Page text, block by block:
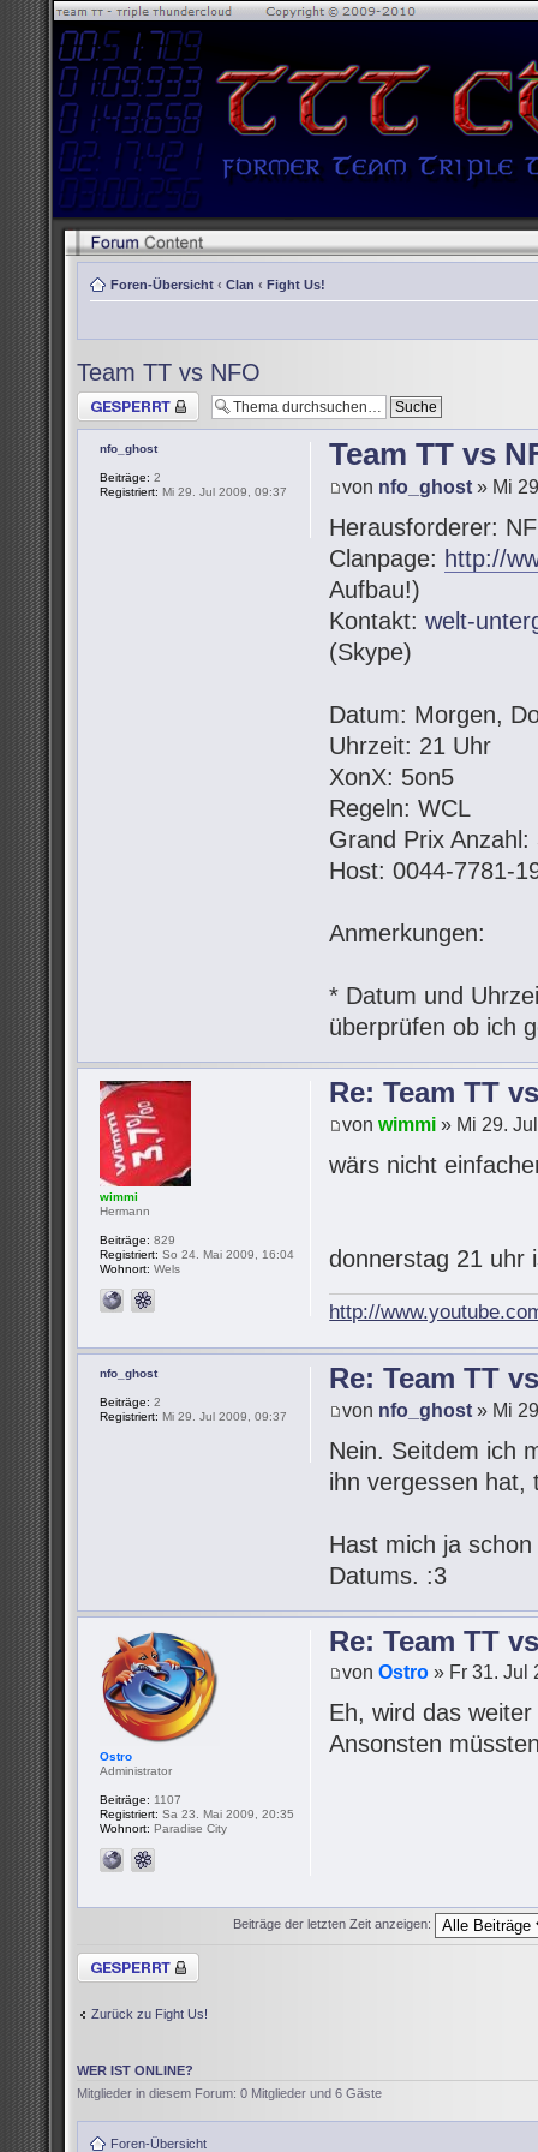
Foren-Übersicht ‹ Clan ‹ Fight Us!
Team TT vs NFO
Thema gesperrt
Team TT vs
von nfo_ghost » Mi
Herausforderer:
Clanpage: http://
Aufbau!)
Kontakt:welt-
(Skype)
Datum: Morgen,
Uhrzeit: 21 Uhr
XonX: 5on5
Regeln: WCL
Grand Prix Anzahl:
Host: 0044-7781-
Anmerkungen:
* Datum und
überprüfen ob ich
nfo_ghost
Beiträge: 2
Registriert: Mi 29. Jul 2009, 09:37
Re: Team TT
vonwimmi » Mi 29.
wärs nicht
donnerstag 21 uhr
http://
wimmi
Hermann
Beiträge: 829
Registriert: So 24. Mai 2009, 16:04
Wohnort: Wels
Re: Team TT
von nfo_ghost » Mi
Nein. Seitdem ich
ihn vergessen
Hast mich ja
Datums. :3
nfo_ghost
Beiträge: 2
Registriert: Mi 29. Jul 2009, 09:37
Re: Team TT
vonOstro » Fr 31. Jul
Eh, wird das
Ansonsten
Ostro
Administrator
Beiträge: 1107
Registriert: Sa 23. Mai 2009, 20:35
Wohnort: Paradise City
Beiträge der letzten Zeit anzeigen:
Thema gesperrt
Zurück zu Fight Us!
WER IST ONLINE?
Mitglieder in diesem Forum: 0 Mitglieder und 6 Gäste
Foren-Übersicht